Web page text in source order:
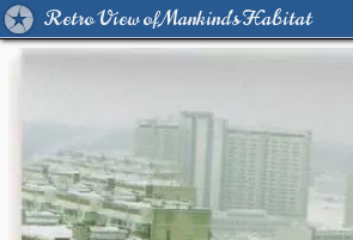
Retro View of Mankind's Habitat